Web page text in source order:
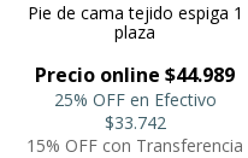
Pie de cama tejido espiga 1
plaza
Precio online $44.989
25% OFF en Efectivo
$33.742
15% OFF con Transferencia